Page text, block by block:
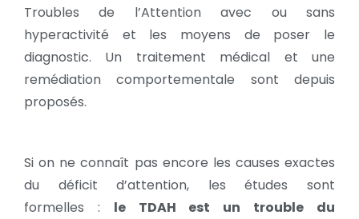
Troubles de l’Attention avec ou sans
hyperactivité et les moyens de poser le
diagnostic. Un traitement médical et une
remédiation comportementale sont depuis
proposés.
Si on ne connaît pas encore les causes exactes
du déficit d’attention, les études sont
formelles : le TDAH est un trouble du